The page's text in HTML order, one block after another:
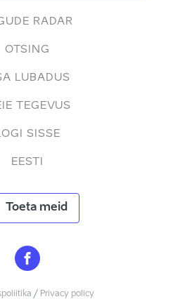
RADAR
OTSING
LUBADUS
TEGEVUS
SISSE
EESTI
Toeta meid
/ Privacy policy